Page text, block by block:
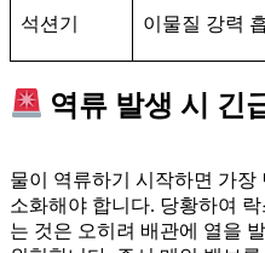
석션기 이물질 강력
역류 발생 시 긴
물이 역류하기 시작하면 가장
소화해야 합니다. 당황하여
는 것은 오히려 배관에 열을